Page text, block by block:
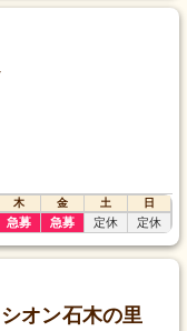
木 金 土
日
急募 急募 定休 定休
オン石木の里